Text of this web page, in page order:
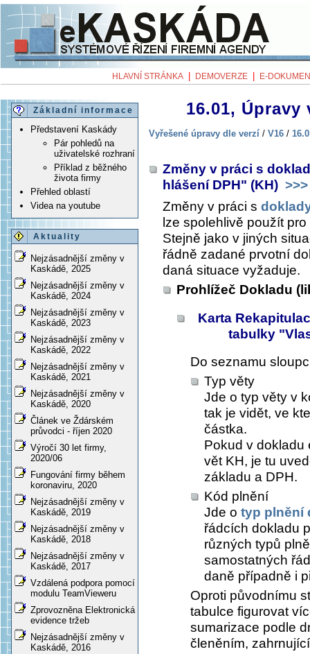
HLAVNÍ STRÁNKA DEMOVERZE E-
Základní informace
Představení Kaskády
Pár pohledů na
uživatelské rozhraní
Příklad z běžného
života firmy
Přehled oblastí
Videa na youtube
Aktuality
Nejzásadnější změny v
Kaskádě, 2025
Nejzásadnější změny v
Kaskádě, 2024
Nejzásadnější změny v
Kaskádě, 2023
Nejzásadnější změny v
Kaskádě, 2022
Nejzásadnější změny v
Kaskádě, 2021
Nejzásadnější změny v
Kaskádě, 2020
Článek ve Ždárském
průvodci - říjen 2020
Výročí 30 let firmy,
2020/06
Fungování firmy během
koronaviru, 2020
Nejzásadnější změny v
Kaskádě, 2019
Nejzásadnější změny v
Kaskádě, 2018
Nejzásadnější změny v
Kaskádě, 2017
Vzdálená podpora pomocí
modulu TeamVieweru
Zprovozněna Elektronická
evidence tržeb
Nejzásadnější změny v
Kaskádě, 2016
16.01, Úpravy
Vyřešené úpravy dle verzí / V16 /
Změny v práci s
hlášení DPH" (KH) >>>
Změny v práci s
lze spolehlivě použít
Stejně jako v jiných
řádně zadané prvotní
daná situace vyžaduje.
Prohlížeč Dokladu
Karta
tabulky
Do seznamu
Typ věty
Jde o typ věty v
tak je vidět, ve
částka.
Pokud v dokladu
vět KH, je tu
základu a DPH.
Kód plnění
Jde o typ plnění
řádcích dokladu
různých typů
samostatných
daně případně i
Oproti původnímu
tabulce figurovat
sumarizace podle
členěním,